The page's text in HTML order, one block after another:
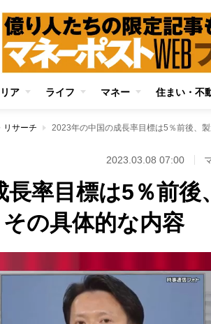
ア ライフ マネー 住まい・不
リサーチ
2023.03.08 07:00
率目標は5％前後
の具体的な内容